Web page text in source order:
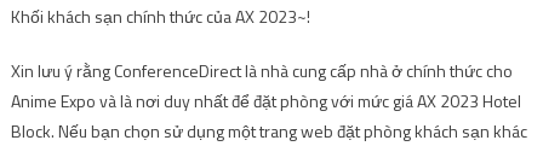
Khối khách sạn chính thức của AX 2023~!
Xin lưu ý rằng ConferenceDirect là nhà cung cấp nhà ở chính thức cho
Anime Expo và là nơi duy nhất để đặt phòng với mức giá AX 2023 Hotel
Block. Nếu bạn chọn sử dụng một trang web đặt phòng khách sạn khác